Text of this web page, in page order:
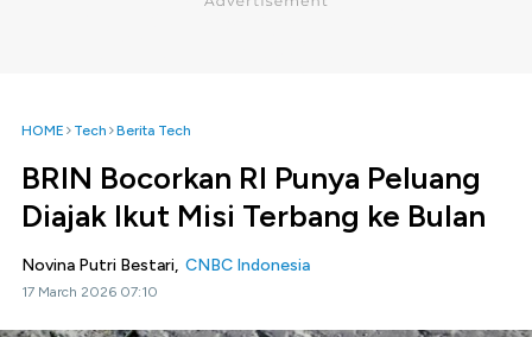
HOME Tech Berita Tech
BRIN Bocorkan RI Punya Peluang
Diajak Ikut Misi Terbang ke Bulan
Novina Putri Bestari, CNBC Indonesia
17 March 2026 07:10